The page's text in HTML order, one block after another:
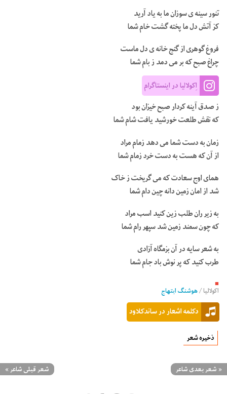
تنور سینه ی سوزان ما به یاد آرید
کز آتش دل ما پخته گشت خام شما
فروغ گوهری از گنج خانه ی دل ماست
چراغ صبح که بر می دمد ز بام شما
اِکولالیا در اینستاگرام
ز صدق آینه کردار صبح خیزان بود
که نقش طلعت خورشید یافت شام شما
زمان به دست شما می دهد زمام مراد
از آن که هست به دست خرد زمام شما
همای اوج سعادت که می گریخت ز خاک
شد از امان زمین دانه چین دام شما
به زیر ران طلب زین کنید اسب مراد
که چون سمند زمین شد سپهر رام شما
به شعر سایه در آن بزمگاه آزادی
طرب کنید که پر نوش باد جام شما
■
اکولالیا/هوشنگ ابتهاج
دکلمه اشعار در ساندکلاود
ذخیره شعر
« شعر بعدی شاعر شعر قبلی شاعر»